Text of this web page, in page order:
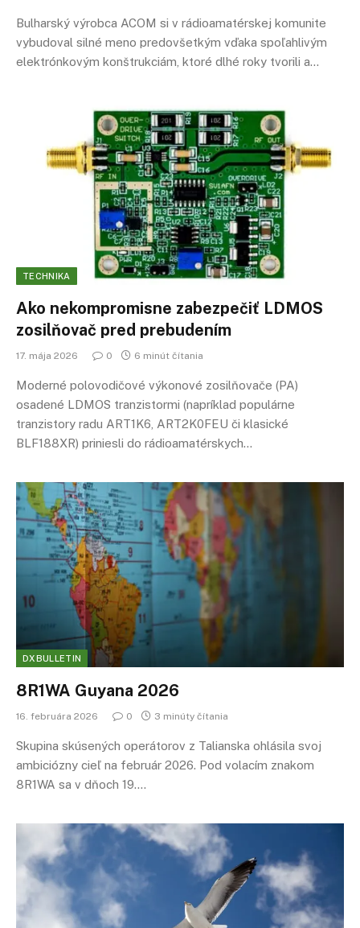
Bulharský výrobca ACOM si v rádioamatérskej komunite
vybudoval silné meno predovšetkým vďaka spoľahlivým
elektrónkovým konštrukciám, ktoré dlhé roky tvorili a…
TECHNIKA
Ako nekompromisne zabezpečiť LDMOS
zosilňovač pred prebudením
17. mája 2026 0 6 minút čítania
Moderné polovodičové výkonové zosilňovače (PA)
osadené LDMOS tranzistormi (napríklad populárne
tranzistory radu ART1K6, ART2K0FEU či klasické
BLF188XR) priniesli do rádioamatérskych…
DXBULLETIN
8R1WA Guyana 2026
16. februára 2026 0 3 minúty čítania
Skupina skúsených operátorov z Talianska ohlásila svoj
ambiciózny cieľ na február 2026. Pod volacím znakom
8R1WA sa v dňoch 19.…